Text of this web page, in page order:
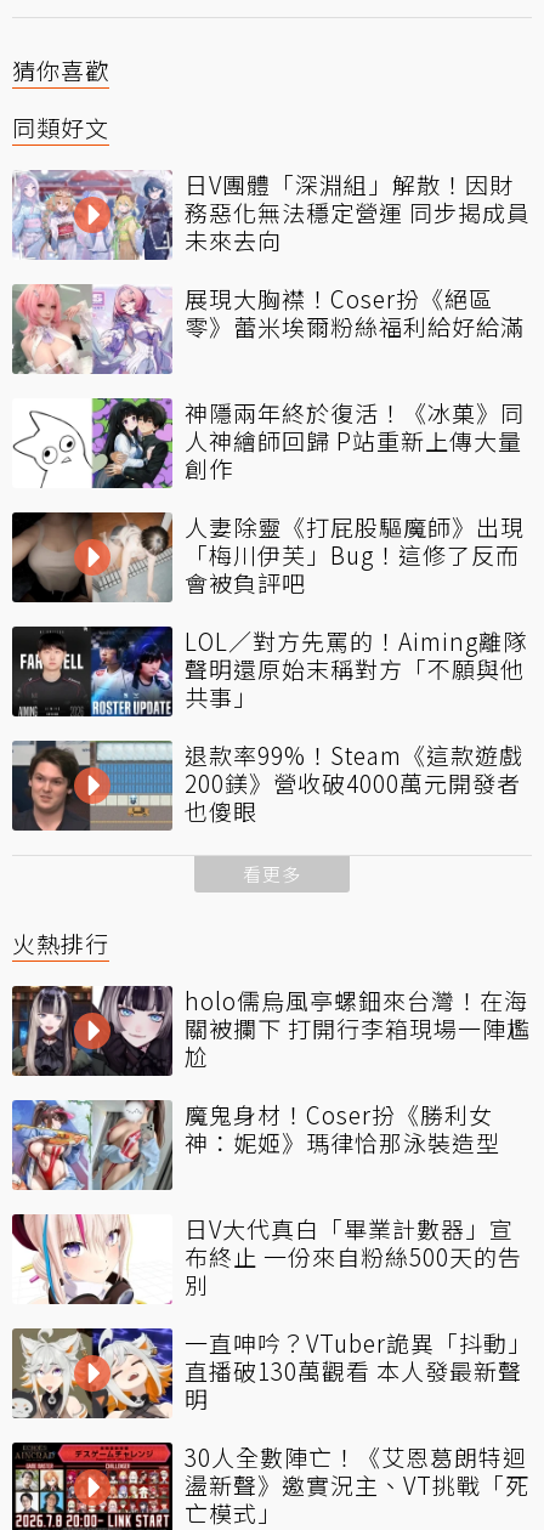
猜你喜歡
同類好文
日V團體「深淵組」解散！因財
務惡化無法穩定營運 同步揭成員
未來去向
展現大胸襟！Coser扮《絕區
零》蕾米埃爾粉絲福利給好給滿
神隱兩年終於復活！《冰菓》同
人神繪師回歸 P站重新上傳大量
創作
人妻除靈《打屁股驅魔師》出現
「梅川伊芙」Bug！這修了反而
會被負評吧
LOL／對方先罵的！Aiming離隊
聲明還原始末稱對方「不願與他
共事」
退款率99%！Steam《這款遊戲
200鎂》營收破4000萬元開發者
也傻眼
看更多
火熱排行
holo儒烏風亭螺鈿來台灣！在海
關被攔下 打開行李箱現場一陣尷
尬
魔鬼身材！Coser扮《勝利女
神：妮姬》瑪律恰那泳裝造型
日V大代真白「畢業計數器」宣
布終止 一份來自粉絲500天的告
別
一直呻吟？VTuber詭異「抖動」
直播破130萬觀看 本人發最新聲
明
30人全數陣亡！《艾恩葛朗特迴
盪新聲》邀實況主、VT挑戰「死
亡模式」